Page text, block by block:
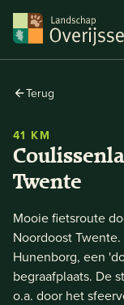
Terug
41 KM
Twente
Mooie fietsroute
Noordoost
Hunenborg, een
begraafplaats. De
o.a. door het